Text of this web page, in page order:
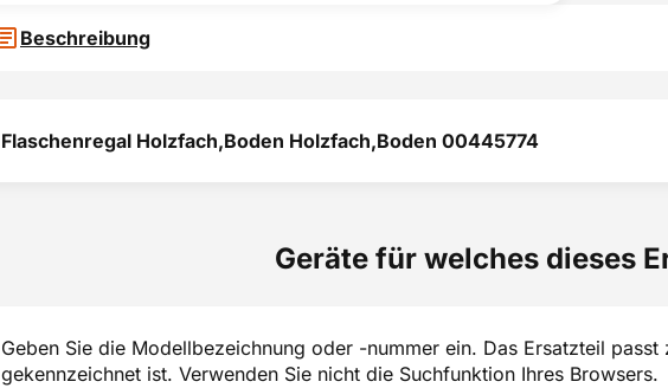
Beschreibung
Flaschenregal Holzfach,Boden Holzfach,Boden 00445774
Geräte für welches dieses
Geben Sie die Modellbezeichnung oder -nummer ein. Das Ersatzteil passt
gekennzeichnet ist. Verwenden Sie nicht die Suchfunktion Ihres Browsers.